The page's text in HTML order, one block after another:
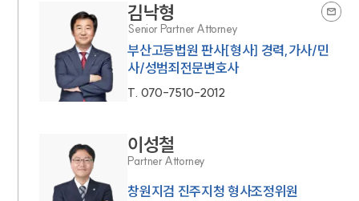
김낙형
Senior Partner Attorney
부산고등법원 판사[형사] 경력,가사/민
사/성범죄전문변호사
T. 070-7510-2012
이성철
Partner Attorney
창원지검 진주지청 형사조정위원